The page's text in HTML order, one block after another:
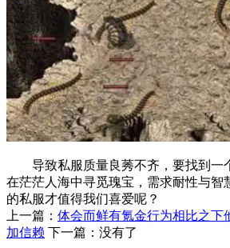
导致私服质量良莠不齐，要找到一
在茫茫人海中寻觅瑰宝，需求耐性与智
的私服才值得我们喜爱呢？
上一篇： 体会而鲜有氪金行为相比之下
加信赖 下一篇：没有了